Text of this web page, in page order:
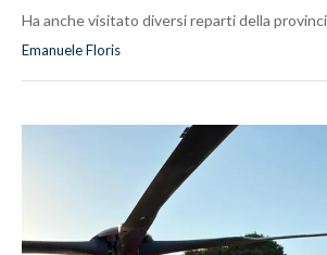
Ha anche visitato diversi reparti della
Emanuele Floris